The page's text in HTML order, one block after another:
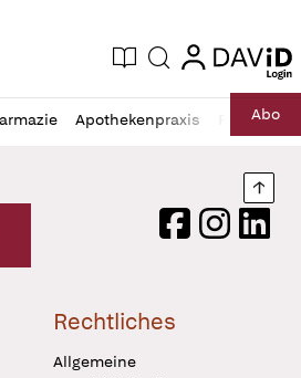
Zeitung
Aktuelle Ausgabe
Suche login
login
Apothekenpraxis RechtAbo
Logo
FacebookInstagram
Rechtliches
Allgemeine